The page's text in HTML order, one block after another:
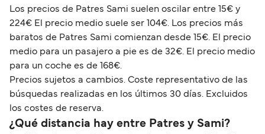
Los precios de Patres Sami suelen oscilar entre 15€ y
224€ El precio medio suele ser 104€. Los precios más
baratos de Patres Sami comienzan desde 15€. El precio
medio para un pasajero a pie es de 32€. El precio medio
para un coche es de 168€.
Precios sujetos a cambios. Coste representativo de las
búsquedas realizadas en los últimos 30 días. Excluidos
los costes de reserva.
¿Qué distancia hay entre Patres y Sami?